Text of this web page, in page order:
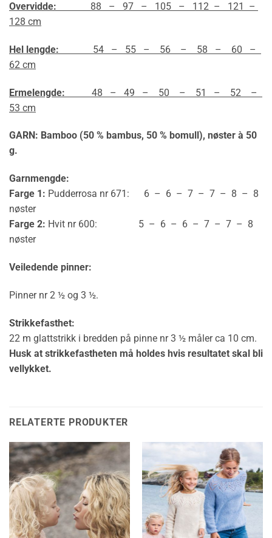
Overvidde: 88 – 97 – 105 – 112 – 121 –
128 cm
Hel lengde: 54 – 55 – 56 – 58 – 60 –
62 cm
Ermelengde:
48 – 49 – 50 – 51 – 52 –
53 cm
GARN: Bamboo (50 % bambus, 50 % bomull), nøster à 50
g.
Garnmengde:
Farge 1: Pudderrosa nr 671: 6 – 6 – 7 – 7 – 8 – 8
nøster
Farge 2: Hvit nr 600: 5 – 6 – 6 – 7 – 7 – 8
nøster
Veiledende pinner:
Pinner nr 2 ½ og 3 ½.
Strikkefasthet:
22 m glattstrikk i bredden på pinne nr 3 ½ måler ca 10 cm.
Husk at strikkefastheten må holdes hvis resultatet skal bli
vellykket.
RELATERTE PRODUKTER